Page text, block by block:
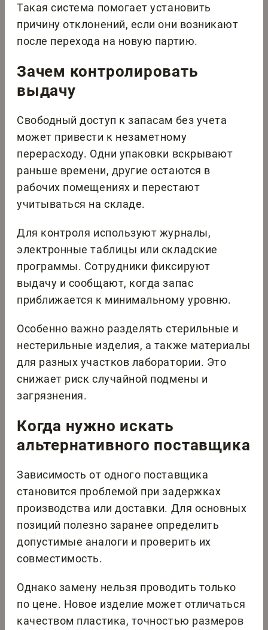
Такая система помогает установить
причину отклонений, если они возникают
после перехода на новую партию.
Зачем контролировать
выдачу
Свободный доступ к запасам без учета
может привести к незаметному
перерасходу. Одни упаковки вскрывают
раньше времени, другие остаются в
рабочих помещениях и перестают
учитываться на складе.
Для контроля используют журналы,
электронные таблицы или складские
программы. Сотрудники фиксируют
выдачу и сообщают, когда запас
приближается к минимальному уровню.
Особенно важно разделять стерильные и
нестерильные изделия, а также материалы
для разных участков лаборатории. Это
снижает риск случайной подмены и
загрязнения.
Когда нужно искать
альтернативного поставщика
Зависимость от одного поставщика
становится проблемой при задержках
производства или доставки. Для основных
позиций полезно заранее определить
допустимые аналоги и проверить их
совместимость.
Однако замену нельзя проводить только
по цене. Новое изделие может отличаться
качеством пластика, точностью размеров